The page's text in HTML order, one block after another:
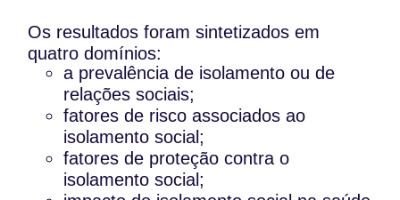
Os resultados foram sintetizados em
quatro domínios:
a prevalência de isolamento ou de
relações sociais;
fatores de risco associados ao
isolamento social;
fatores de proteção contra o
isolamento social;